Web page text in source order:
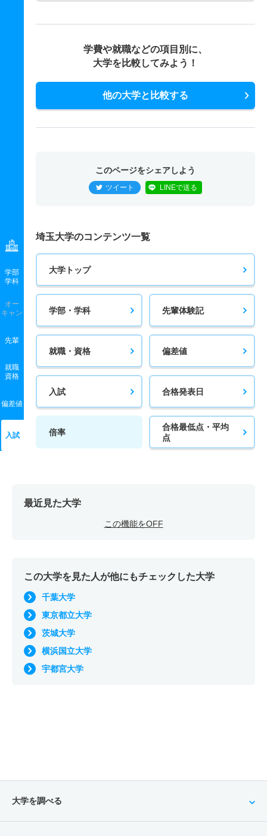
学部
学科
オー
キャン
先輩
就職
資格
偏差値
入試
学費や就職などの項目別に、
大学を比較してみよう！
他の大学と比較する
このページをシェアしよう
ツイート LINEで送る
埼玉大学のコンテンツ一覧
大学トップ
学部・学科 先輩体験記
就職・資格 偏差値
入試 合格発表日
倍率
合格最低点・平均
点
最近見た大学
この機能をOFF
この大学を見た人が他にもチェックした大学
千葉大学
東京都立大学
茨城大学
横浜国立大学
宇都宮大学
大学を調べる